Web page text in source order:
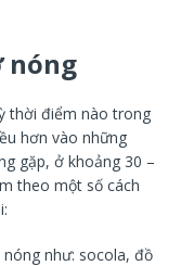
nóng
thời điểm nào trong
hơn vào những
gặp, ở khoảng 30 –
theo một số cách
như: socola, đồ